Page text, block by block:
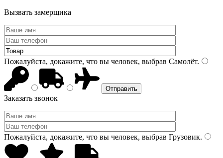
Вызвать замерщика
Пожалуйста, докажите, что вы человек, выбрав Самолёт.
Заказать звонок
Пожалуйста, докажите, что вы человек, выбрав Грузовик.